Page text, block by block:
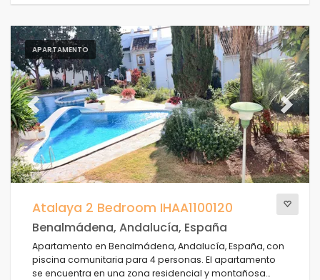
APARTAMENTO
Previous Next
Atalaya 2 Bedroom IHAA1100120
Benalmádena, Andalucía, España
Apartamento en Benalmádena, Andalucía, España, con
piscina comunitaria para 4 personas. El apartamento
se encuentra en una zona residencial y montañosa